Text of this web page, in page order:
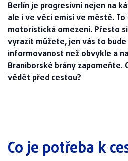
Berlín je progresivní nejen na
ale i ve věci emisí ve městě.
motoristická omezení. Přesto
vyrazit můžete, jen vás to
informovanost než obvykle a
Braniborské brány zapomeňte.
vědět před cestou?
Co je potřeba k